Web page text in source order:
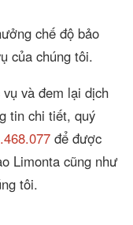
chế độ bảo
của chúng tôi.
và đem lại dịch
tin chi tiết, quý
để được
Limonta cũng như
tôi.